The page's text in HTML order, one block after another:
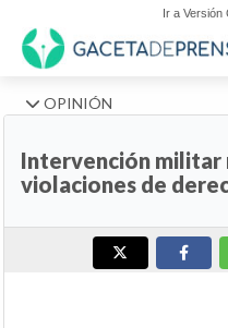
Ir a Versión
OPINIÓN
Intervención militar
violaciones de